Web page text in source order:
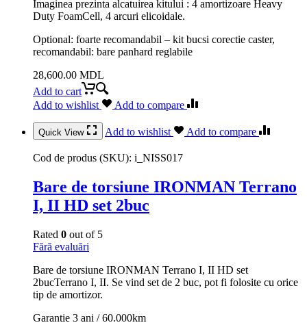
Imaginea prezinta alcatuirea kitului : 4 amortizoare Heavy
Duty FoamCell, 4 arcuri elicoidale.
Optional: foarte recomandabil – kit bucsi corectie caster,
recomandabil: bare panhard reglabile
28,600.00 MDL
Add to cart
Add to wishlist
Add to compare
Quick View Add to wishlist Add to compare
Cod de produs (SKU): i_NISS017
Bare de torsiune IRONMAN Terrano
I, II HD set 2buc
Rated 0 out of 5
Fără evaluări
Bare de torsiune IRONMAN Terrano I, II HD set
2bucTerrano I, II. Se vind set de 2 buc, pot fi folosite cu orice
tip de amortizor.
Garantie 3 ani / 60.000km